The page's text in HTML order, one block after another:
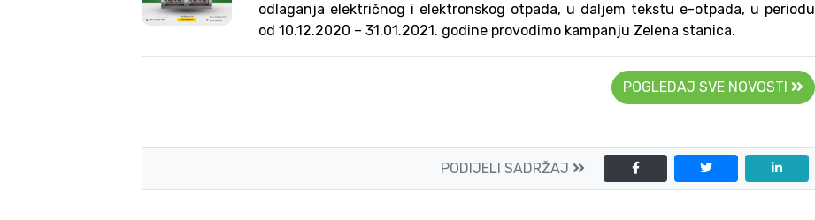
odlaganja električnog i elektronskog otpada, u daljem tekstu e-otpada, u periodu
od 10.12.2020 – 31.01.2021. godine provodimo kampanju Zelena stanica.
POGLEDAJ SVE NOVOSTI
PODIJELI SADRŽAJ